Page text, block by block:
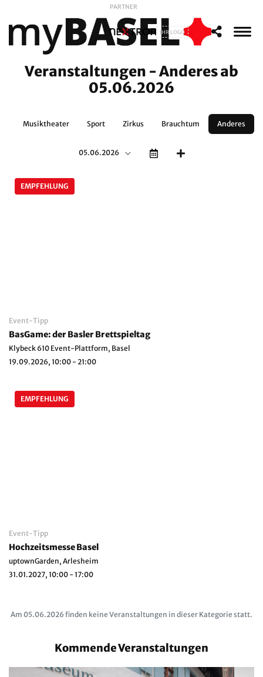
PARTNER
IHR LOGO
Veranstaltungen - Anderes ab
05.06.2026
Musiktheater Sport Zirkus Brauchtum Anderes
05.06.2026
EMPFEHLUNG
Event-Tipp
BasGame: der Basler Brettspieltag
Klybeck 610 Event-Plattform, Basel
19.09.2026, 10:00 - 21:00
EMPFEHLUNG
Event-Tipp
Hochzeitsmesse Basel
uptownGarden, Arlesheim
31.01.2027, 10:00 - 17:00
Am 05.06.2026 finden keine Veranstaltungen in dieser Kategorie statt.
Kommende Veranstaltungen